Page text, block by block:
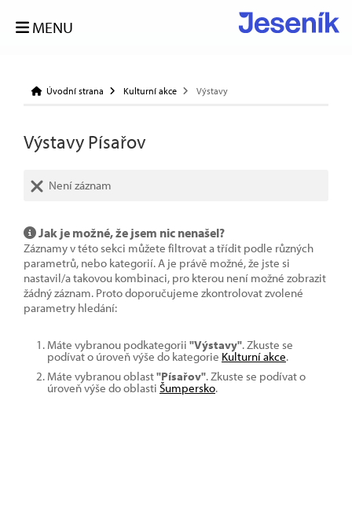
MENU
Úvodní strana Kulturní akce Výstavy
Výstavy Písařov
Není záznam
Jak je možné, že jsem nic nenašel?
Záznamy v této sekci můžete filtrovat a třídit podle různých
parametrů, nebo kategorií. A je právě možné, že jste si
nastavil/a takovou kombinaci, pro kterou není možné zobrazit
žádný záznam. Proto doporučujeme zkontrolovat zvolené
parametry hledání:
Máte vybranou podkategorii "Výstavy". Zkuste se
podívat o úroveň výše do kategorie Kulturní akce.
Máte vybranou oblast"Písařov". Zkuste se podívat o
úroveň výše do oblasti Šumpersko.